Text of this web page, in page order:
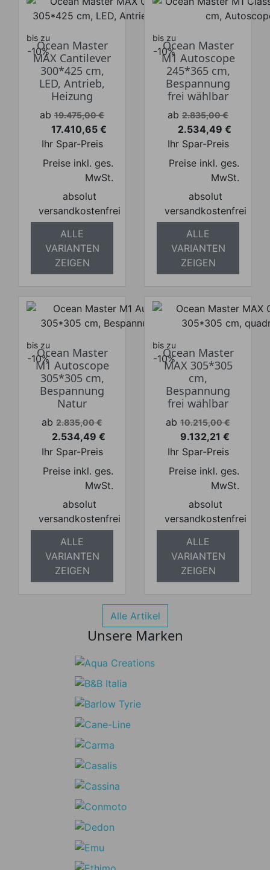
bis zu
-10%
Ocean Master
MAX Cantilever
300*425 cm,
LED, Antrieb,
Heizung
Verkaufspreis
ab 19.475,00 €
Preis
17.410,65 €
Ihr Spar-Preis
Preise inkl. ges.
MwSt.
absolut
versandkostenfrei
ALLE
VARIANTEN
ZEIGEN
bis zu
-10%
Ocean Master
M1 Autoscope
245*365 cm,
Bespannung
frei wählbar
Verkaufspreis
ab 2.835,00 €
Preis
2.534,49 €
Ihr Spar-Preis
Preise inkl. ges.
MwSt.
absolut
versandkostenfrei
ALLE
VARIANTEN
ZEIGEN
bis zu
-10%
Ocean Master
M1 Autoscope
305*305 cm,
Bespannung
Natur
Verkaufspreis
ab 2.835,00 €
Preis
2.534,49 €
Ihr Spar-Preis
Preise inkl. ges.
MwSt.
absolut
versandkostenfrei
ALLE
VARIANTEN
ZEIGEN
bis zu
-10%
Ocean Master
MAX 305*305
cm,
Bespannung
frei wählbar
Verkaufspreis
ab 10.215,00 €
Preis
9.132,21 €
Ihr Spar-Preis
Preise inkl. ges.
MwSt.
absolut
versandkostenfrei
ALLE
VARIANTEN
ZEIGEN
Alle Artikel
Unsere Marken